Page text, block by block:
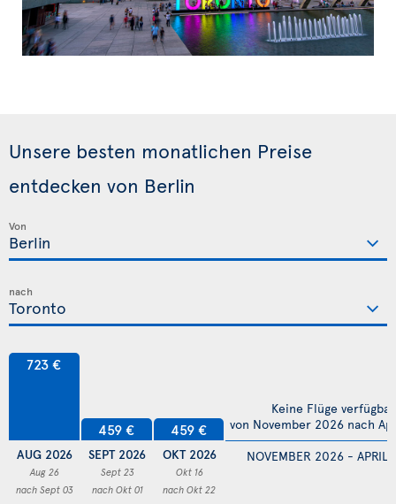
Unsere besten monatlichen Preise
entdecken von Berlin
Von
nach
723 €
AUG 2026
Aug 26
nach Sept 03
459 €
SEPT 2026
Sept 23
nach Okt 01
459 €
OKT 2026
Okt 16
nach Okt 22
NOVEMBER 2026 - APRIL
Keine Flüge verfügbar
von November 2026 nach